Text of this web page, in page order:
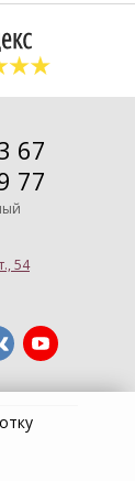
67
77
54